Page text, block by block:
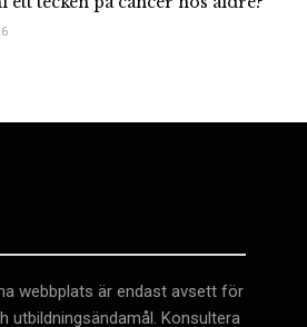
webbplats är endast avsett för
utbildningsändamål. Konsultera